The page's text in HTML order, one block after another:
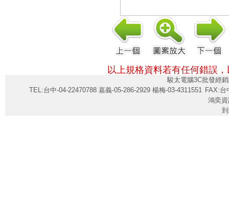
以上規格資料若有任何錯誤
駿太電腦3C批發經
TEL:台中-04-22470788 嘉義-05-286-2929 楊梅-03-4311551 FAX:台
鴻奕